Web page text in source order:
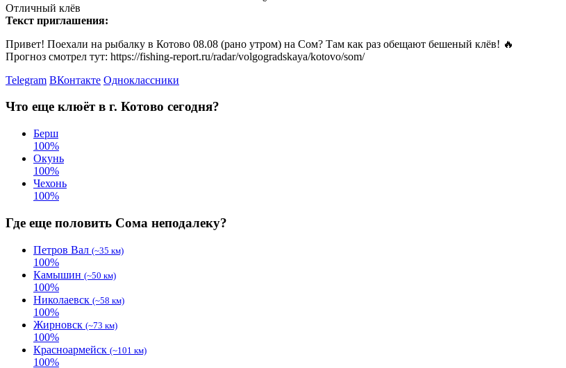
Отличный клёв
Текст приглашения:
Привет! Поехали на рыбалку в Котово 08.08 (рано утром) на Сом? Там как раз обещают бешеный клёв! 🔥
Прогноз смотрел тут: https://fishing-report.ru/radar/volgogradskaya/kotovo/som/
Telegram ВКонтакте Одноклассники
Что еще клюёт в г. Котово сегодня?
Берш
100%
Окунь
100%
Чехонь
100%
Где еще половить Сома неподалеку?
Петров Вал (~35 км)
100%
Камышин (~50 км)
100%
Николаевск (~58 км)
100%
Жирновск (~73 км)
100%
Красноармейск (~101 км)
100%